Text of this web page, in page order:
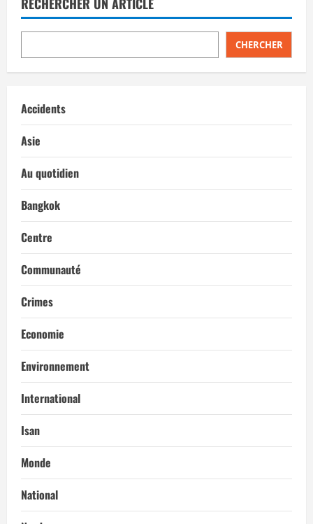
CHERCHER
Accidents
Asie
Au quotidien
Bangkok
Centre
Communauté
Crimes
Economie
Environnement
International
Isan
Monde
National